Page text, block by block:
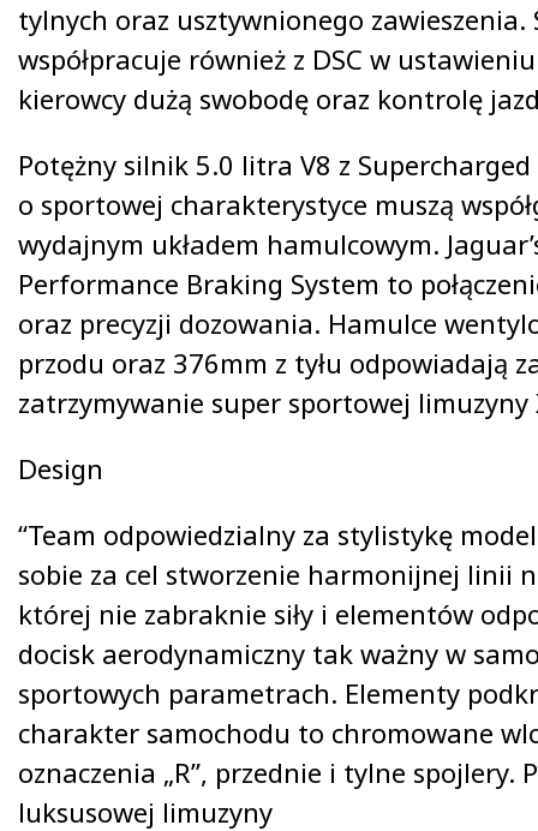
tylnych oraz usztywnionego zawieszenia.
współpracuje również z DSC w
kierowcy dużą swobodę oraz kontrolę
Potężny silnik 5.0 litra V8 z
o sportowej charakterystyce muszą
wydajnym układem hamulcowym.
Performance Braking System to
oraz precyzji dozowania. Hamulce
przodu oraz 376mm z tyłu odpowiadają
zatrzymywanie super sportowej limuzyny
Design
“Team odpowiedzialny za stylistykę
sobie za cel stworzenie harmonijnej linii
której nie zabraknie siły i elementów
docisk aerodynamiczny tak ważny w
sportowych parametrach. Elementy
charakter samochodu to chromowane
oznaczenia „R”, przednie i tylne spojlery.
luksusowej limuzyny